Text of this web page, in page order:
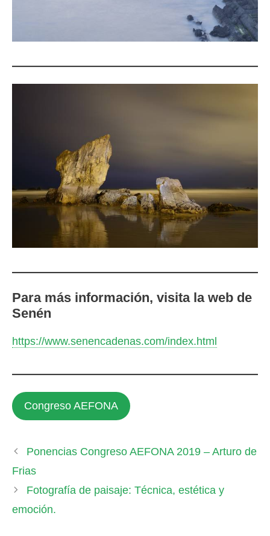
Para más información, visita la web de
Senén
https://www.senencadenas.com/index.html
Congreso AEFONA
Ponencias Congreso AEFONA 2019 – Arturo de
Frias
Fotografía de paisaje: Técnica, estética y
emoción.